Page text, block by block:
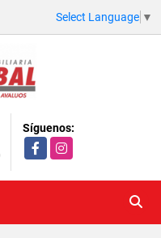
Select Language ▼
Síguenos:
FacebookInstagram